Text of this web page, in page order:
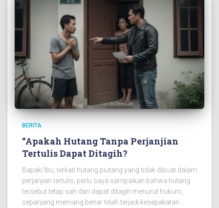
BERITA
“Apakah Hutang Tanpa Perjanjian
Tertulis Dapat Ditagih?
Bapak/Ibu, terkait hutang piutang yang tidak dibuat dalam
perjanjian tertulis, perlu saya sampaikan bahwa hutang
tersebut tetap sah dan dapat ditagih menurut hukum,
sepanjang memang benar telah terjadi kesepakatan